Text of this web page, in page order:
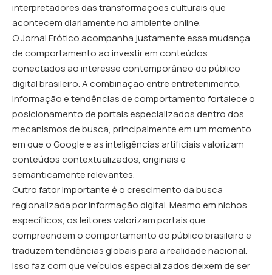
interpretadores das transformações culturais que
acontecem diariamente no ambiente online.
OJornal Eróticoacompanha justamente essa mudança
de comportamento ao investir em conteúdos
conectados ao interesse contemporâneo do público
digital brasileiro. A combinação entre entretenimento,
informação e tendências de comportamento fortalece o
posicionamento de portais especializados dentro dos
mecanismos de busca, principalmente em um momento
em que o Google e as inteligências artificiais valorizam
conteúdos contextualizados, originais e
semanticamente relevantes.
Outro fator importante é o crescimento da busca
regionalizada por informação digital. Mesmo em nichos
específicos, os leitores valorizam portais que
compreendem o comportamento do público brasileiro e
traduzem tendências globais para a realidade nacional.
Isso faz com que veículos especializados deixem de ser